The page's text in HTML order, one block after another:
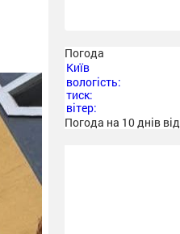
Погода
Київ
вологість:
тиск:
вітер:
Погода на 10 днів від